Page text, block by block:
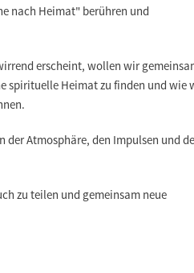
nach Heimat" berühren und
erscheint, wollen wir
spirituelle Heimat zu finden und wie
der Atmosphäre, den Impulsen und
zu teilen und gemeinsam neue